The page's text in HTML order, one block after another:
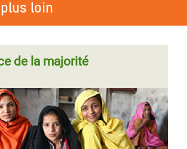
loin
de la majorité